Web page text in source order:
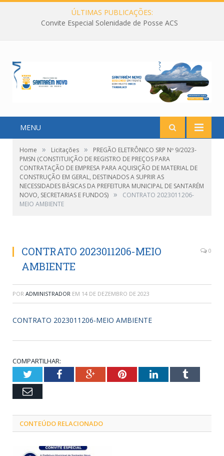
ÚLTIMAS PUBLICAÇÕES:
Convite Especial Solenidade de Posse ACS
MENU
Home » Licitações »
PREGÃO ELETRÔNICO SRP Nº 9/2023-
PMSN (CONSTITUIÇÃO DE REGISTRO DE PREÇOS PARA
CONTRATAÇÃO DE EMPRESA PARA AQUISIÇÃO DE MATERIAL DE
CONSTRUÇÃO EM GERAL, DESTINADOS A SUPRIR AS
NECESSIDADES BÁSICAS DA PREFEITURA MUNICIPAL DE SANTARÉM
NOVO, SECRETARIAS E FUNDOS) »
CONTRATO 2023011206-
MEIO AMBIENTE
CONTRATO 2023011206-MEIO
AMBIENTE
0
POR ADMINISTRADOR EM 14 DE DEZEMBRO DE 2023
CONTRATO 2023011206-MEIO AMBIENTE
COMPARTILHAR:
TwitterFacebookGoogle+PinterestLinkedInTumblr
Email
CONTEÚDO RELACIONADO